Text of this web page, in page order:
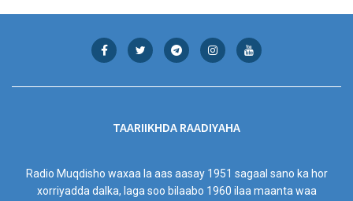
TAARIIKHDA RAADIYAHA
Radio Muqdisho waxaa la aas aasay 1951 sagaal sano ka hor
xorriyadda dalka, laga soo bilaabo 1960 ilaa maanta waa